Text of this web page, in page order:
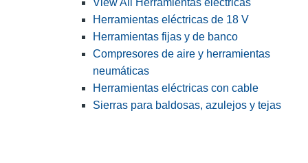
View All Herramientas eléctricas
Herramientas eléctricas de 18 V
Herramientas fijas y de banco
Compresores de aire y herramientas
neumáticas
Herramientas eléctricas con cable
Sierras para baldosas, azulejos y tejas